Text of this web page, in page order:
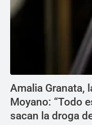
Amalia Granata,
Moyano: “Todo
sacan la droga